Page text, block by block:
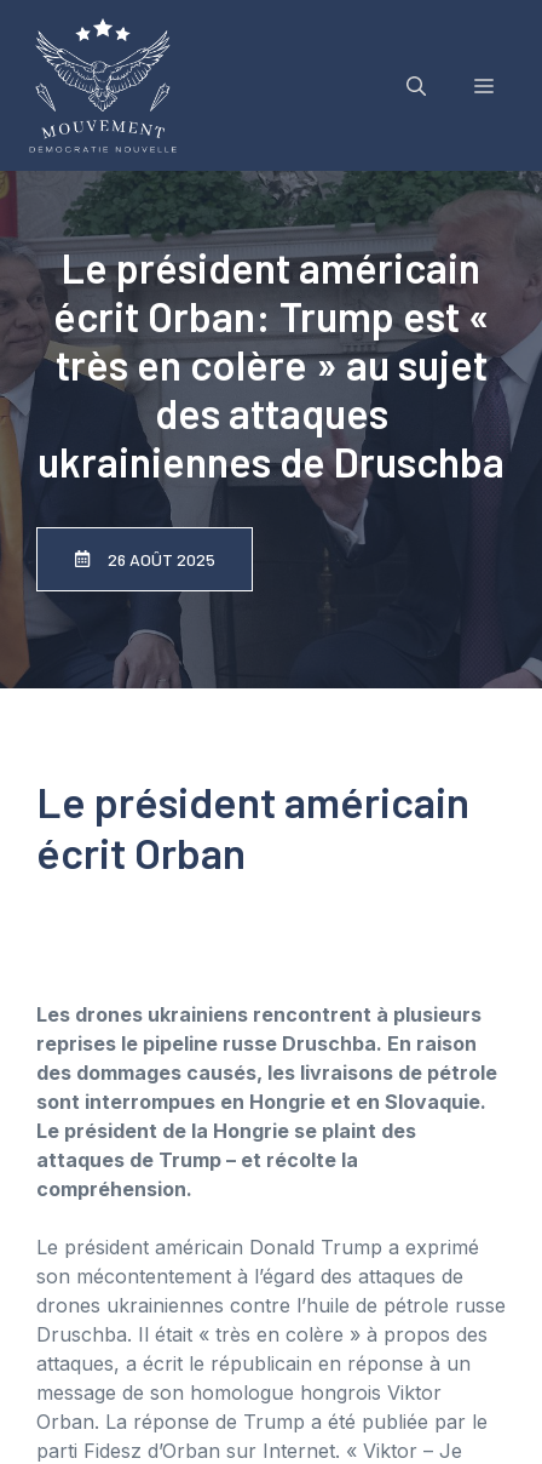
contenu
Menu
Le président américain
écrit Orban: Trump est «
très en colère » au sujet
des attaques
ukrainiennes de Druschba
26 AOÛT 2025
Le président américain
écrit Orban
Les drones ukrainiens rencontrent à plusieurs
reprises le pipeline russe Druschba. En raison
des dommages causés, les livraisons de pétrole
sont interrompues en Hongrie et en Slovaquie.
Le président de la Hongrie se plaint des
attaques de Trump – et récolte la
compréhension.
Le président américain Donald Trump a exprimé
son mécontentement à l’égard des attaques de
drones ukrainiennes contre l’huile de pétrole russe
Druschba. Il était « très en colère » à propos des
attaques, a écrit le républicain en réponse à un
message de son homologue hongrois Viktor
Orban. La réponse de Trump a été publiée par le
parti Fidesz d’Orban sur Internet. « Viktor – Je